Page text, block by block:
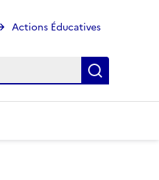
Actions Éducatives